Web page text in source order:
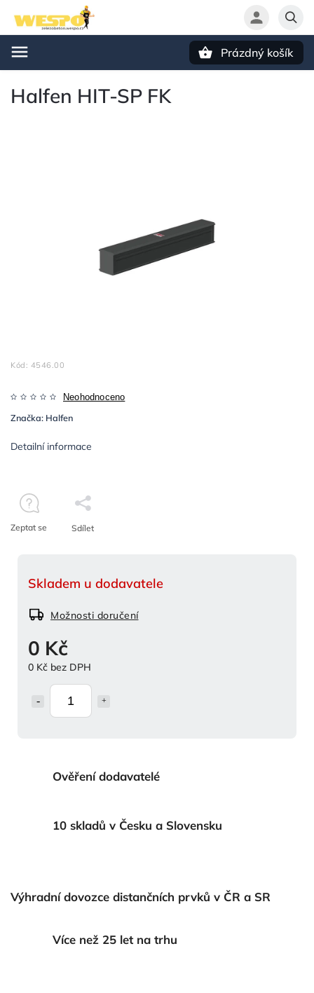
Prázdný košík
Halfen HIT-SP FK
Kód: 4546.00
Neohodnoceno
Značka: Halfen
0 Kč
0 Kč bez DPH
Skladem u dodavatele
Možnosti doručení
Detailní informace
Zeptat se Sdílet
Ověření dodavatelé
10 skladů v Česku a Slovensku
Výhradní dovozce distančních prvků v ČR a SR
Více než 25 let na trhu